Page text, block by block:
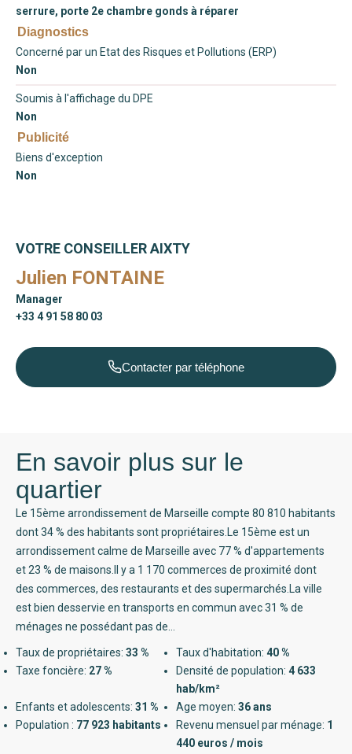
serrure, porte 2e chambre gonds à réparer
Diagnostics
Concerné par un Etat des Risques et Pollutions (ERP)
Non
Soumis à l'affichage du DPE
Non
Publicité
Biens d'exception
Non
VOTRE CONSEILLER AIXTY
Julien FONTAINE
Manager
+33 4 91 58 80 03
Contacter par téléphone
En savoir plus sur le
quartier
Le 15ème arrondissement de Marseille compte 80 810 habitants
dont 34 % des habitants sont propriétaires.Le 15ème est un
arrondissement calme de Marseille avec 77 % d'appartements
et 23 % de maisons.Il y a 1 170 commerces de proximité dont
des commerces, des restaurants et des supermarchés.La ville
est bien desservie en transports en commun avec 31 % de
ménages ne possédant pas de...
Taux de propriétaires: 33 % Taux d'habitation: 40 %
Taxe foncière: 27 % Densité de population: 4 633
hab/km²
Enfants et adolescents: 31 % Age moyen: 36 ans
Population : 77 923 habitants Revenu mensuel par ménage: 1
440 euros / mois